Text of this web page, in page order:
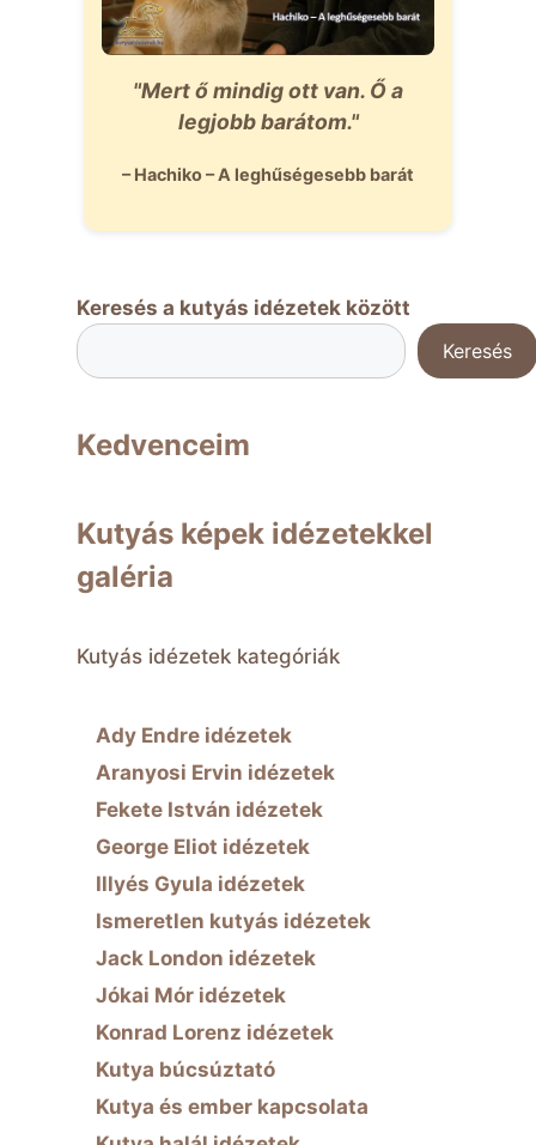
"Mert ő mindig ott van. Ő a
legjobb barátom."
– Hachiko – A leghűségesebb barát
Keresés a kutyás idézetek között
Keresés
Kedvenceim
Kutyás képek idézetekkel
galéria
Kutyás idézetek kategóriák
Ady Endre idézetek
Aranyosi Ervin idézetek
Fekete István idézetek
George Eliot idézetek
Illyés Gyula idézetek
Ismeretlen kutyás idézetek
Jack London idézetek
Jókai Mór idézetek
Konrad Lorenz idézetek
Kutya búcsúztató
Kutya és ember kapcsolata